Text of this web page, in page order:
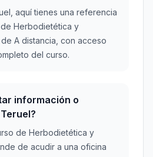
aquí tienes una referencia
Herbodietética y
A distancia, con acceso
del curso.
información o
de Herbodietética y
de acudir a una oficina